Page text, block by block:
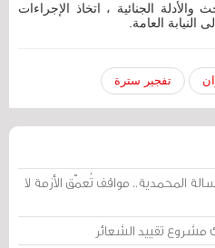
والأدلة الجنائية ، اتخاذ الإجراءات
النيابة العامة.
تفجير سترة
المحمدية.. مواقف تُعمّق الأزمة لا
مشروع تقييد الشعائر